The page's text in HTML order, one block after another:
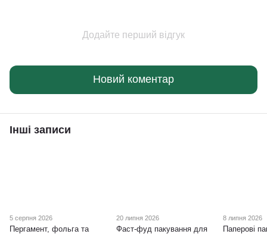
Додайте перший відгук
Новий коментар
Інші записи
5 серпня 2026
Пергамент, фольга та
20 липня 2026
Фаст-фуд пакування для
8 липня 2026
Паперові